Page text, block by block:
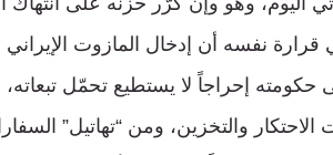
نفسه أن إدخال المازوت الإيراني
حكومته إحراجاً لا يستطيع تحمّل
الاحتكار والتخزين، ومن “تهاتيل”